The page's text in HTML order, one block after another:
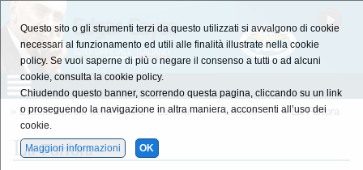
L'Enciclopedia della Salute » Lettera - F - »Lettera - F - » La Forfora
La Forfora
Questo sito o gli strumenti terzi da questo utilizzati si avvalgono di cookie
necessari al funzionamento ed utili alle finalità illustrate nella cookie
policy. Se vuoi saperne di più o negare il consenso a tutti o ad alcuni
cookie, consulta la cookie policy.
Chiudendo questo banner, scorrendo questa pagina, cliccando su un link
o proseguendo la navigazione in altra maniera, acconsenti all’uso dei
cookie.
Maggiori informazioni
OK